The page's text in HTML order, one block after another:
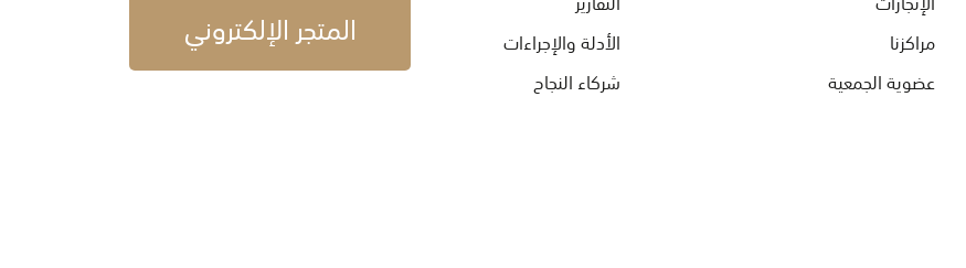
مراكزنا
عضوية الجمعية
الأدلة والإجراءات
شركاء النجاح
المتجر الإلكتروني